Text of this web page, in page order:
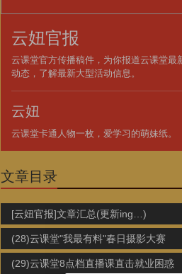
云妞官报
云课堂官方传播稿件，为你报道云课堂最
动态，了解最新大型活动信息。
云妞
云课堂卡通人物一枚，爱学习的萌妹纸。
文章目录
[云妞官报]文章汇总(更新ing…)
(28)云课堂"我最有料"春日摄影大赛
(29)云课堂8点档直播课直击就业困惑